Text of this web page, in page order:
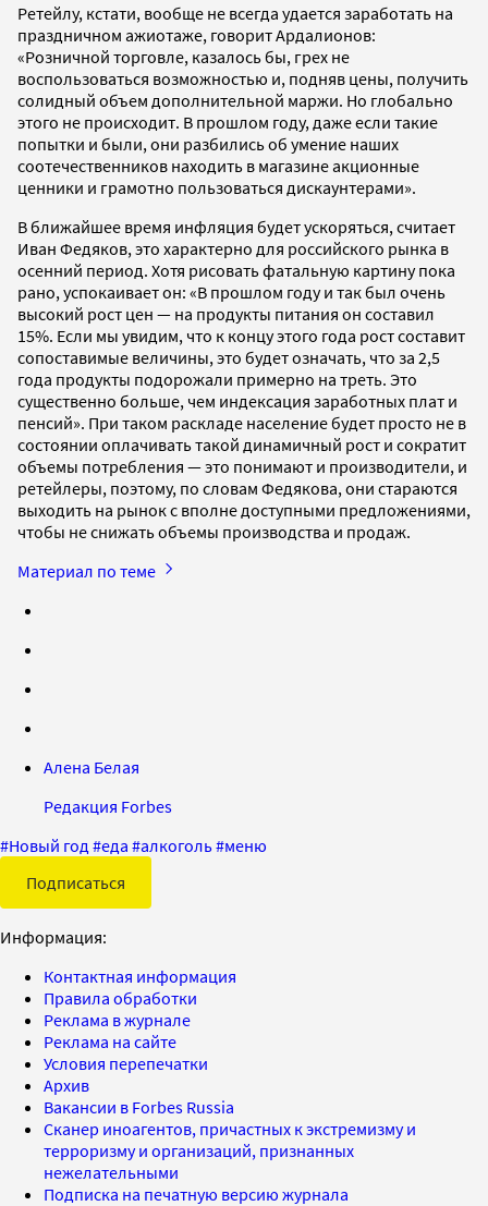
Ретейлу, кстати, вообще не всегда удается заработать на
праздничном ажиотаже, говорит Ардалионов:
«Розничной торговле, казалось бы, грех не
воспользоваться возможностью и, подняв цены, получить
солидный объем дополнительной маржи. Но глобально
этого не происходит. В прошлом году, даже если такие
попытки и были, они разбились об умение наших
соотечественников находить в магазине акционные
ценники и грамотно пользоваться дискаунтерами».
В ближайшее время инфляция будет ускоряться, считает
Иван Федяков, это характерно для российского рынка в
осенний период. Хотя рисовать фатальную картину пока
рано, успокаивает он: «В прошлом году и так был очень
высокий рост цен — на продукты питания он составил
15%. Если мы увидим, что к концу этого года рост составит
сопоставимые величины, это будет означать, что за 2,5
года продукты подорожали примерно на треть. Это
существенно больше, чем индексация заработных плат и
пенсий». При таком раскладе население будет просто не в
состоянии оплачивать такой динамичный рост и сократит
объемы потребления — это понимают и производители, и
ретейлеры, поэтому, по словам Федякова, они стараются
выходить на рынок с вполне доступными предложениями,
чтобы не снижать объемы производства и продаж.
Материал по теме
Алена Белая
Редакция Forbes
#Новый год #еда #алкоголь#меню
Подписаться
Информация:
Контактная информация
Правила обработки
Реклама в журнале
Реклама на сайте
Условия перепечатки
Архив
Вакансии в Forbes Russia
Сканер иноагентов, причастных к экстремизму и
терроризму и организаций, признанных
нежелательными
Подписка на печатную версию журнала